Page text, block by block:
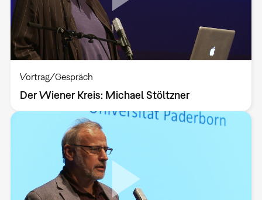
Vortrag/Gespräch
Der Wiener Kreis: Michael Stöltzner